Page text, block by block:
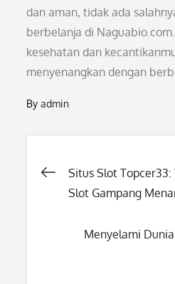
dan aman, tidak ada
berbelanja di
kesehatan dan
menyenangkan dengan
Byadmin
Post
Situs Slot
Slot Gampang
Menyelami